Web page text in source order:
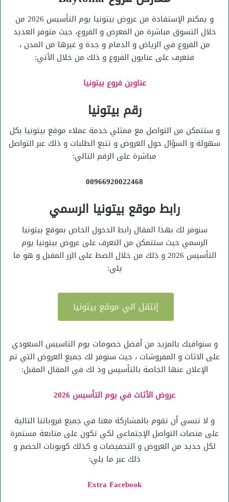
و يمكنم الإستفادة من عروض بيتونيا يوم التأسيس 2026 من
خلال التسوق مباشرة من المعرض و الفروع، حيث متوفر العديد
من الفروع في الرياض و الدمام و جدة و غيرها من المدن ،
فتعرف على عنايون الفروع و ذلك من خلال الأتي:
عناوين فروع بيتونيا
رقم بيتونيا
و ستتمكن من التواصل مع ممثلي خدمة عملاء موقع بيتونيا بكل
سهولة و السؤال حول العروض و تتبع الطلبات و ذلك عبر التواصل
مباشرة على الرقم التالي:
00966920022468
رابط موقع بيتونيا الرسمي
سنوفر لك بهذا المقال رابط الدخول الخاص بموقع بيتونيا
الرسمي حيث ستتمكن من التعرف على عروض بيتونيا يوم
التأسيس 2026 و ذلك من خلال الضط على الزر المقبل و هو ما
يلي:
إنتقل الي موقع بيتونيا
و سنوافيك بالمزيد من أفضل خصومات يوم التاسيس السعودي
على الاثاث و المفروشات ، حيث سنوفر لك جميع العروض التي تم
الإعلان عنها الخاصة بالتأسيس وذ لك في المقال المقبل:
عروض الأثاث في يوم التأسيس 2026
و لا تنسي أن تقوم بالمشاركة معنا في جميع قروباتنا التالية
على منصات التواصل الإجتماعي لكي تكون على متابعة مستمرة
لكل جديد من العروض و التخفيضات و كذلك كوبونات الخصم و
ذلك عبر ما يلي:
Extra Facebook